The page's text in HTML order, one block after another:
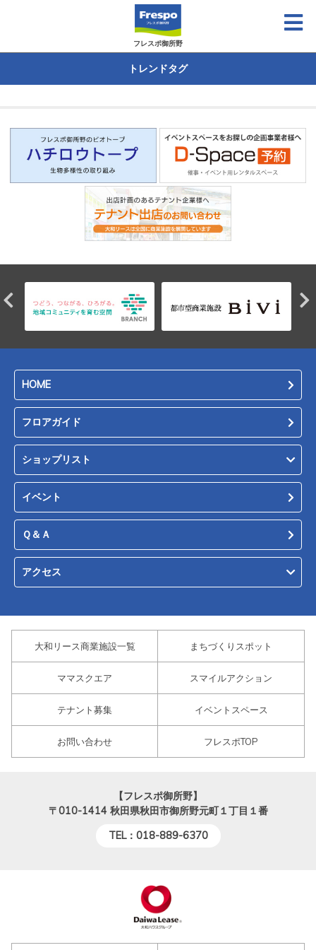
フレスポ御所野
トレンドタグ
HOME
フロアガイド
ショップリスト
イベント
Ｑ＆Ａ
アクセス
大和リース商業施設一覧 まちづくりスポット
ママスクエア スマイルアクション
テナント募集 イベントスペース
お問い合わせ フレスポTOP
【フレスポ御所野】
〒010-1414 秋田県秋田市御所野元町１丁目１番
TEL：018-889-6370